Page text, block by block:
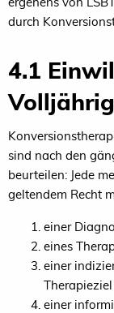
durch
4.1
sind nach den
beurteilen: Jede
geltendem Recht
einer
eines
einer
einer